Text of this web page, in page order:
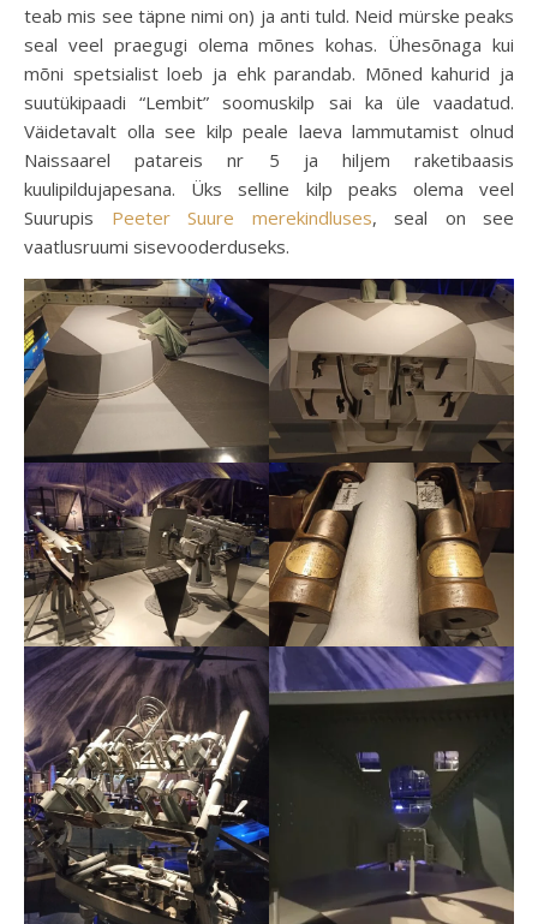
teab mis see täpne nimi on) ja anti tuld. Neid mürske peaks
seal veel praegugi olema mõnes kohas. Ühesõnaga kui
mõni spetsialist loeb ja ehk parandab. Mõned kahurid ja
suutükipaadi “Lembit” soomuskilp sai ka üle vaadatud.
Väidetavalt olla see kilp peale laeva lammutamist olnud
Naissaarel patareis nr 5 ja hiljem raketibaasis
kuulipildujapesana. Üks selline kilp peaks olema veel
Suurupis Peeter Suure merekindluses, seal on see
vaatlusruumi sisevooderduseks.